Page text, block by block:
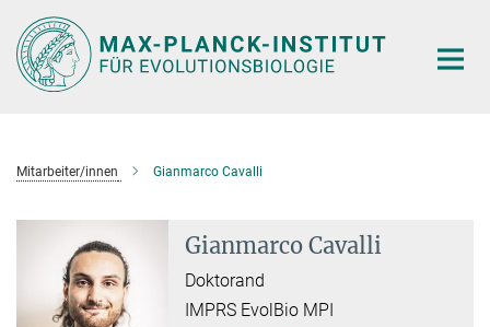
Hauptinhalt
Mitarbeiter/innen Gianmarco Cavalli
Gianmarco Cavalli
Doktorand
IMPRS EvolBio MPI